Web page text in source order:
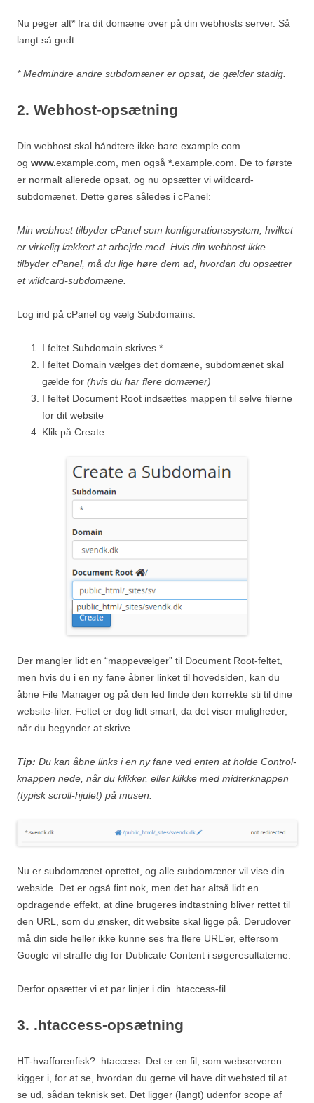
Nu peger alt* fra dit domæne over på din webhosts server. Så
langt så godt.
* Medmindre andre subdomæner er opsat, de gælder stadig.
2. Webhost-opsætning
Din webhost skal håndtere ikke bare example.com
og www.example.com, men også *.example.com. De to første
er normalt allerede opsat, og nu opsætter vi wildcard-
subdomænet. Dette gøres således i cPanel:
Min webhost tilbyder cPanel som konfigurationssystem, hvilket
er virkelig lækkert at arbejde med. Hvis din webhost ikke
tilbyder cPanel, må du lige høre dem ad, hvordan du opsætter
et wildcard-subdomæne.
Log ind på cPanel og vælg Subdomains:
I feltet Subdomain skrives *
I feltet Domain vælges det domæne, subdomænet skal
gælde for (hvis du har flere domæner)
I feltet Document Root indsættes mappen til selve filerne
for dit website
Klik på Create
Der mangler lidt en “mappevælger” til Document Root-feltet,
men hvis du i en ny fane åbner linket til hovedsiden, kan du
åbne File Manager og på den led finde den korrekte sti til dine
website-filer. Feltet er dog lidt smart, da det viser muligheder,
når du begynder at skrive.
Tip: Du kan åbne links i en ny fane ved enten at holde Control-
knappen nede, når du klikker, eller klikke med midterknappen
(typisk scroll-hjulet) på musen.
Nu er subdomænet oprettet, og alle subdomæner vil vise din
webside. Det er også fint nok, men det har altså lidt en
opdragende effekt, at dine brugeres indtastning bliver rettet til
den URL, som du ønsker, dit website skal ligge på. Derudover
må din side heller ikke kunne ses fra flere URL’er, eftersom
Google vil straffe dig for Dublicate Content i søgeresultaterne.
Derfor opsætter vi et par linjer i din .htaccess-fil
3. .htaccess-opsætning
HT-hvafforenfisk? .htaccess. Det er en fil, som webserveren
kigger i, for at se, hvordan du gerne vil have dit websted til at
se ud, sådan teknisk set. Det ligger (langt) udenfor scope af